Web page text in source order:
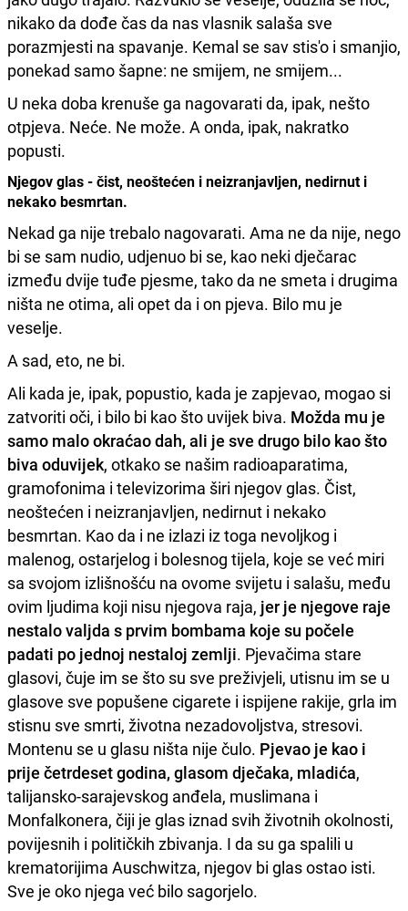
nikako da dođe čas da nas vlasnik salaša sve
porazmjesti na spavanje. Kemal se sav stis'o i smanjio,
ponekad samo šapne: ne smijem, ne smijem...
U neka doba krenuše ga nagovarati da, ipak, nešto
otpjeva. Neće. Ne može. A onda, ipak, nakratko
popusti.
Njegov glas - čist, neoštećen i neizranjavljen, nedirnut i
nekako besmrtan.
Nekad ga nije trebalo nagovarati. Ama ne da nije, nego
bi se sam nudio, udjenuo bi se, kao neki dječarac
između dvije tuđe pjesme, tako da ne smeta i drugima
ništa ne otima, ali opet da i on pjeva. Bilo mu je
veselje.
A sad, eto, ne bi.
Ali kada je, ipak, popustio, kada je zapjevao, mogao si
zatvoriti oči, i bilo bi kao što uvijek biva. Možda mu je
samo malo okraćao dah, ali je sve drugo bilo kao što
biva oduvijek, otkako se našim radioaparatima,
gramofonima i televizorima širi njegov glas. Čist,
neoštećen i neizranjavljen, nedirnut i nekako
besmrtan. Kao da i ne izlazi iz toga nevoljkog i
malenog, ostarjelog i bolesnog tijela, koje se već miri
sa svojom izlišnošću na ovome svijetu i salašu, među
ovim ljudima koji nisu njegova raja, jer je njegove raje
nestalo valjda s prvim bombama koje su počele
padati po jednoj nestaloj zemlji. Pjevačima stare
glasovi, čuje im se što su sve preživjeli, utisnu im se u
glasove sve popušene cigarete i ispijene rakije, grla im
stisnu sve smrti, životna nezadovoljstva, stresovi.
Montenu se u glasu ništa nije čulo. Pjevao je kao i
prije četrdeset godina, glasom dječaka, mladića,
talijansko-sarajevskog anđela, muslimana i
Monfalkonera, čiji je glas iznad svih životnih okolnosti,
povijesnih i političkih zbivanja. I da su ga spalili u
krematorijima Auschwitza, njegov bi glas ostao isti.
Sve je oko njega već bilo sagorjelo.